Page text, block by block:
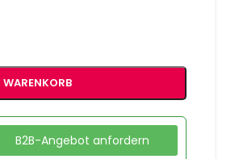
WARENKORB
B2B-Angebot anfordern